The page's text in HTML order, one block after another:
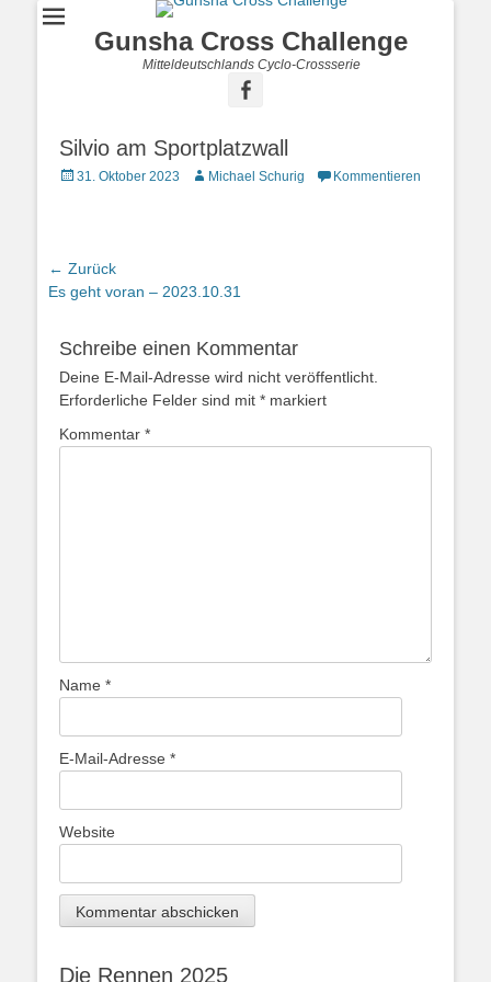
Gunsha Cross Challenge
Mitteldeutschlands Cyclo-Crossserie
Silvio am Sportplatzwall
31. Oktober 2023 Michael Schurig Kommentieren
← Zurück
Vorhergehender
Es geht voran – 2023.10.31
Schreibe einen Kommentar
Deine E-Mail-Adresse wird nicht veröffentlicht.
Erforderliche Felder sind mit * markiert
Kommentar *
Name *
E-Mail-Adresse *
Website
Die Rennen 2025